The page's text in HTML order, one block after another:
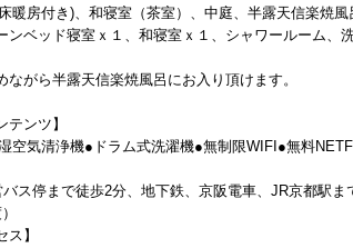
暖房付き)、和寝室（茶室）、中庭、半露天信楽焼
ンベッド寝室ｘ１、和寝室ｘ１、シャワールーム、
がら半露天信楽焼風呂にお入り頂けます。
テンツ】
空気清浄機●ドラム式洗濯機●無制限WIFI●無料
ス停まで徒歩2分、地下鉄、京阪電車、JR京都駅
ス】